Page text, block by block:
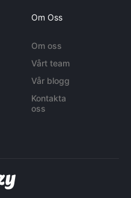
Om Oss
Om oss
Vårt team
Vår blogg
Kontakta
oss